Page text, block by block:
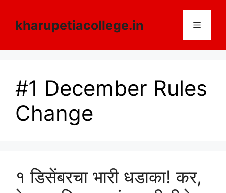
contentkharupetiacollege.in Menu
#1 December Rules
Change
१ डिसेंबरचा भारी धडाका! कर,